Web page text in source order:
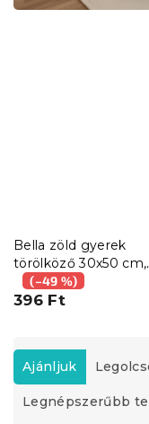
Bella zöld gyerek
törölköző 30x50 cm,
100% pamut
(–49 %)
396 Ft
T
e
r
m
Ajánljuk
Legnépszerűbb